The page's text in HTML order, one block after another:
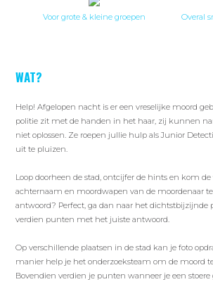
Voor grote & kleine groepen Overal
WAT?
Help! Afgelopen nacht is er een vreselijke moord
politie zit met de handen in het haar, zij kunnen
niet oplossen. Ze roepen jullie hulp als Junior
uit te pluizen.
Loop doorheen de stad, ontcijfer de hints en kom
achternaam en moordwapen van de moordenaar
antwoord? Perfect, ga dan naar het dichtstbijzijnde
verdien punten met het juiste antwoord.
Op verschillende plaatsen in de stad kan je foto
manier help je het onderzoeksteam om de moord
Bovendien verdien je punten wanneer je een stoere